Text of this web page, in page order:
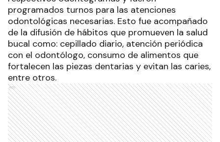
programados turnos para las atenciones
odontológicas necesarias. Esto fue acompañado
de la difusión de hábitos que promueven la salud
bucal como: cepillado diario, atención periódica
con el odontólogo, consumo de alimentos que
fortalecen las piezas dentarias y evitan las caries,
entre otros.
Ads